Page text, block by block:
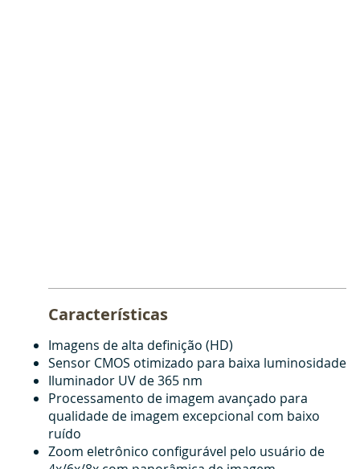
Características
Imagens de alta definição (HD)
Sensor CMOS otimizado para baixa luminosidade
Iluminador UV de 365 nm
Processamento de imagem avançado para
qualidade de imagem excepcional com baixo
ruído
Zoom eletrônico configurável pelo usuário de